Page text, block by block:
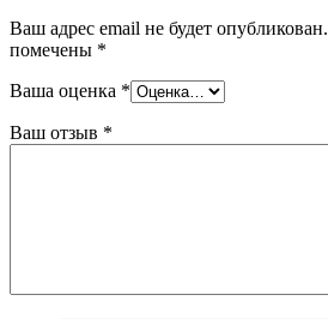
Ваш адрес email не будет опубликован.
помечены *
Ваша оценка *
Ваш отзыв *